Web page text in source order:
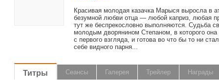
Красивая молодая казачка Марыся выросла в
безумной любви отца — любой каприз, любая
тут же беспрекословно выполняются. Судьба
молодым дворянином Степаном, в которого
с первого взгляда, и готова во что бы то ни
себе видного парня...
Титры Сеансы Галерея Трейлер Награды